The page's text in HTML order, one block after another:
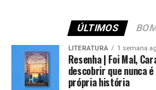
ÚLTIMOS
LITERATURA 1 semana
Resenha | Foi Mal,
descobrir que nunca
própria história